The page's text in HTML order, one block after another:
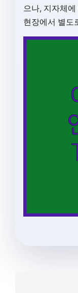
으나, 지자체
현장에서 별도